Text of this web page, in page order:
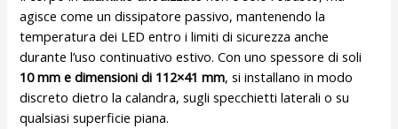
agisce come un dissipatore passivo, mantenendo la
temperatura dei LED entro i limiti di sicurezza anche
durante l’uso continuativo estivo. Con uno spessore di soli
10 mm e dimensioni di 112×41 mm, si installano in modo
discreto dietro la calandra, sugli specchietti laterali o su
qualsiasi superficie piana.